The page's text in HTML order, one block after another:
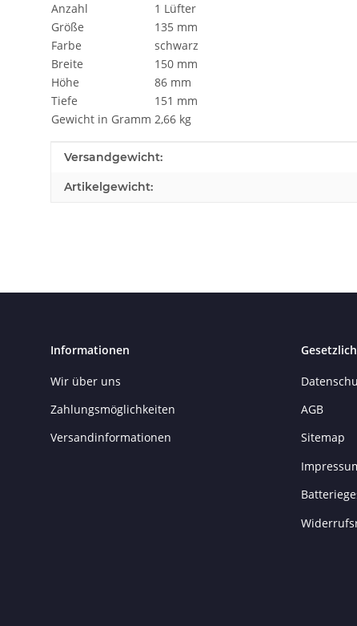
Anzahl
1 Lüfter
Größe
135 mm
Farbe
schwarz
Breite
150 mm
Höhe
86 mm
Tiefe
151 mm
Gewicht in Gramm 2,66 kg
Produkteigenschaft
Wert
Versandgewicht:
Artikelgewicht:
Informationen
Wir über uns
Zahlungsmöglichkeiten
Versandinformationen
AGB
Sitemap